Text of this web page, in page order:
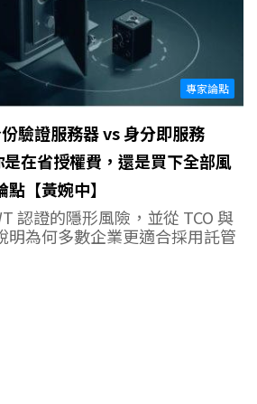
專家論點
驗證服務器 vs 身分即服務
在省授權費，還是買下全部風
【黃婉中】
認證的隱形風險，並從 TCO 與
明為何多數企業更適合採用託管